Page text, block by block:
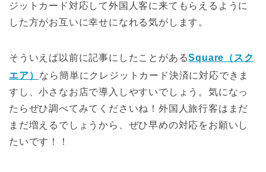
ジットカード対応して外国人客に来てもらえるように
した方がお互いに幸せになれる気がします。
そういえば以前に記事にしたことがあるSquare（スク
エア） なら簡単にクレジットカード決済に対応できま
すし、小さなお店で導入しやすいでしょう。気になっ
たらぜひ調べてみてくださいね！外国人旅行客はまだ
まだ増えるでしょうから、ぜひ早めの対応をお願いし
たいです！！